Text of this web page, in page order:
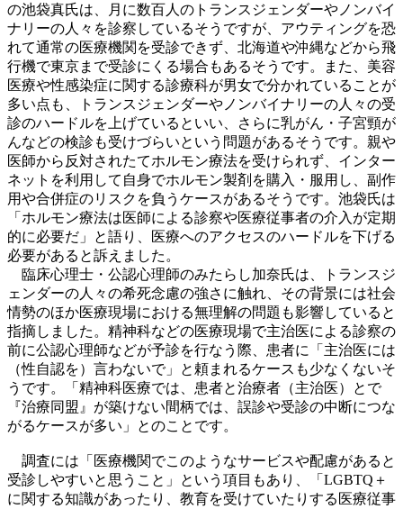
の池袋真氏は、月に数百人のトランスジェンダーやノンバイ
ナリーの人々を診察しているそうですが、アウティングを恐
れて通常の医療機関を受診できず、北海道や沖縄などから飛
行機で東京まで受診にくる場合もあるそうです。また、美容
医療や性感染症に関する診療科が男女で分かれていることが
多い点も、トランスジェンダーやノンバイナリーの人々の受
診のハードルを上げているといい、さらに乳がん・子宮頸が
んなどの検診も受けづらいという問題があるそうです。親や
医師から反対されたてホルモン療法を受けられず、インター
ネットを利用して自身でホルモン製剤を購入・服用し、副作
用や合併症のリスクを負うケースがあるそうです。池袋氏は
「ホルモン療法は医師による診察や医療従事者の介入が定期
的に必要だ」と語り、医療へのアクセスのハードルを下げる
必要があると訴えました。
臨床心理士・公認心理師のみたらし加奈氏は、トランスジ
ェンダーの人々の希死念慮の強さに触れ、その背景には社会
情勢のほか医療現場における無理解の問題も影響していると
指摘しました。精神科などの医療現場で主治医による診察の
前に公認心理師などが予診を行なう際、患者に「主治医には
（性自認を）言わないで」と頼まれるケースも少なくないそ
うです。「精神科医療では、患者と治療者（主治医）とで
『治療同盟』が築けない間柄では、誤診や受診の中断につな
がるケースが多い」とのことです。
調査には「医療機関でこのようなサービスや配慮があると
受診しやすいと思うこと」という項目もあり、「LGBTQ＋
に関する知識があったり、教育を受けていたりする医療従事